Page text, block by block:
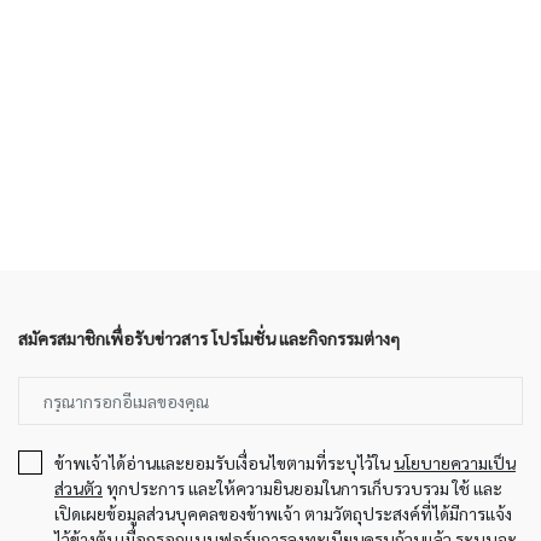
สมัครสมาชิกเพื่อรับข่าวสาร โปรโมชั่น และกิจกรรมต่างๆ
ข้าพเจ้าได้อ่านและยอมรับเงื่อนไขตามที่ระบุไว้ในนโยบายความเป็น
ส่วนตัว ทุกประการ และให้ความยินยอมในการเก็บรวบรวม ใช้ และ
เปิดเผยข้อมูลส่วนบุคคลของข้าพเจ้า ตามวัตถุประสงค์ที่ได้มีการแจ้ง